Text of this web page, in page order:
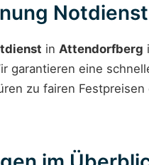
in Attendorfberg
garantieren eine
zu fairen